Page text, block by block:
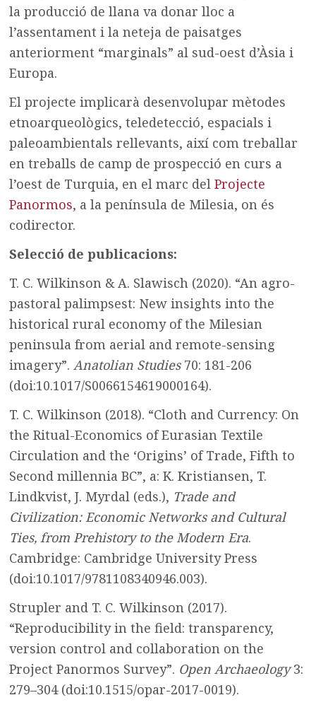
la producció de llana va donar lloc a
l’assentament i la neteja de paisatges
anteriorment “marginals” al sud-oest d’Àsia i
Europa.
El projecte implicarà desenvolupar mètodes
etnoarqueològics, teledetecció, espacials i
paleoambientals rellevants, així com treballar
en treballs de camp de prospecció en curs a
l’oest de Turquia, en el marc delProjecte
Panormos, a la península de Milesia, on és
codirector.
Selecció de publicacions:
T. C. Wilkinson & A. Slawisch (2020). “An agro-
pastoral palimpsest: New insights into the
historical rural economy of the Milesian
peninsula from aerial and remote-sensing
imagery”. Anatolian Studies70: 181-206
(doi:10.1017/S0066154619000164).
T. C. Wilkinson (2018). “Cloth and Currency: On
the Ritual-Economics of Eurasian Textile
Circulation and the ‘Origins’ of Trade, Fifth to
Second millennia BC”, a: K. Kristiansen, T.
Lindkvist, J. Myrdal (eds.), Trade and
Civilization: Economic Networks and Cultural
Ties, from Prehistory to the Modern Era.
Cambridge: Cambridge University Press
(doi:10.1017/9781108340946.003).
Strupler and T. C. Wilkinson (2017).
“Reproducibility in the field: transparency,
version control and collaboration on the
Project Panormos Survey”. Open Archaeology3:
279–304 (doi:10.1515/opar-2017-0019).